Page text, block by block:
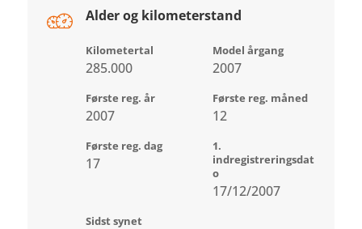
Alder og kilometerstand
Kilometertal
285.000
Model årgang
2007
Første reg. år
2007
Første reg. måned
12
Første reg. dag
17
1.
indregistreringsdat
o
17/12/2007
Sidst synet